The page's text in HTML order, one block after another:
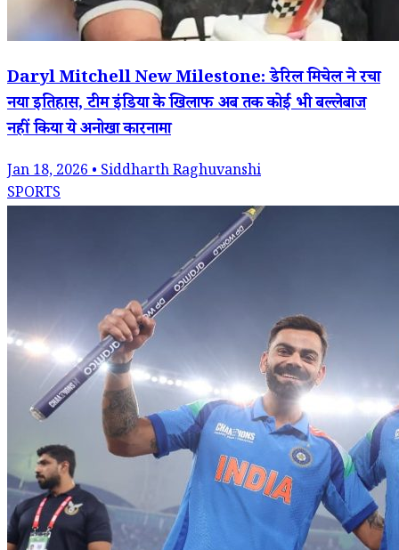
Daryl Mitchell New Milestone: डेरिल मिचेल ने रचा
नया इतिहास, टीम इंडिया के खिलाफ अब तक कोई भी बल्लेबाज
नहीं किया ये अनोखा कारनामा
Jan 18, 2026 • Siddharth Raghuvanshi
SPORTS